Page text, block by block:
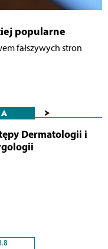
popularne
fałszywych stron
>
Dermatologii i